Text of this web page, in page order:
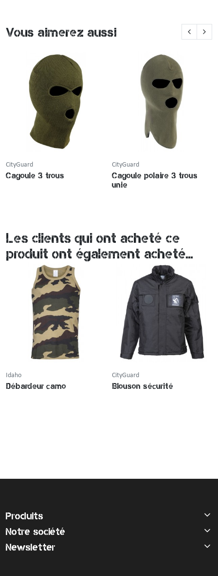
Vous aimerez aussi
CityGuard
Cagoule 3 trous
CityGuard
Cagoule polaire 3 trous
unie
Les clients qui ont acheté ce
produit ont également acheté...
Idaho
Débardeur camo
CityGuard
Blouson sécurité
Produits
Notre société
Newsletter